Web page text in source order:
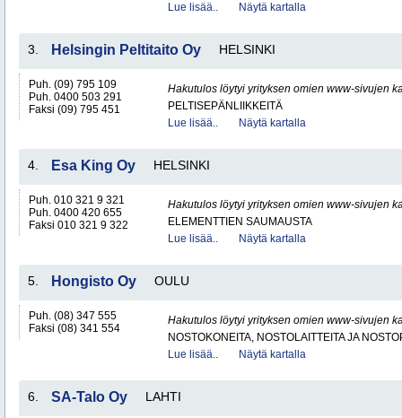
Lue lisää..
Näytä kartalla
3. Helsingin Peltitaito Oy HELSINKI
Puh. (09) 795 109
Puh. 0400 503 291
Faksi (09) 795 451
Hakutulos löytyi yrityksen omien www-sivujen
PELTISEPÄNLIIKKEITÄ
Lue lisää..
Näytä kartalla
4. Esa King Oy HELSINKI
Puh. 010 321 9 321
Puh. 0400 420 655
Faksi 010 321 9 322
Hakutulos löytyi yrityksen omien www-sivujen
ELEMENTTIEN SAUMAUSTA
Lue lisää..
Näytä kartalla
5. Hongisto Oy OULU
Puh. (08) 347 555
Faksi (08) 341 554
Hakutulos löytyi yrityksen omien www-sivujen
NOSTOKONEITA, NOSTOLAITTEITA JA
Lue lisää..
Näytä kartalla
6. SA-Talo Oy LAHTI